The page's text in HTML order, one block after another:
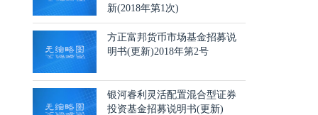
新(2018年第1次)
方正富邦货币市场基金招募说
明书(更新)2018年第2号
银河睿利灵活配置混合型证券
投资基金招募说明书(更新)